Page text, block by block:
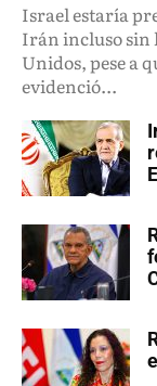
Israel estaría
Irán incluso sin
Unidos, pese a
evidenció...